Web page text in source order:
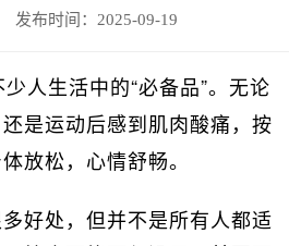
发布时间： 2025-09-19
人生活中的“必备品”。无论
是运动后感到肌肉酸痛，按
放松，心情舒畅。
好处，但并不是所有人都适